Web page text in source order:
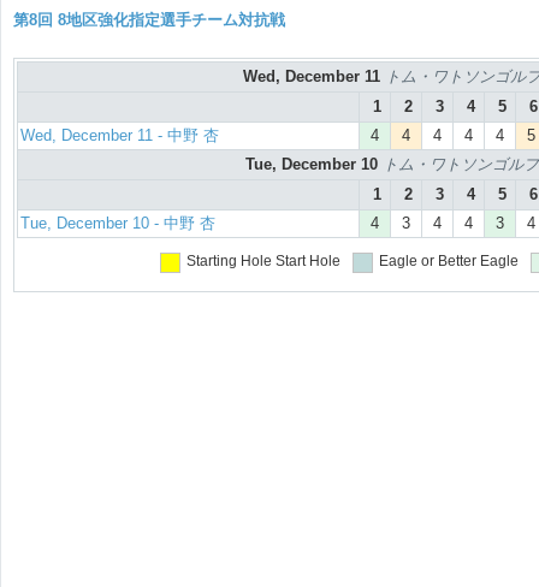
第8回 8地区強化指定選手チーム対抗戦
Wed, December 11 トム・ワトソンゴル
1
2 3 4 5
6
Wed, December 11 - 中野 杏
4 4 4 4 4
5
Tue, December 10 トム・ワトソンゴル
1
2 3 4 5
6
Tue, December 10 - 中野 杏
4 3 4 4 3 4
Starting Hole Start Hole Eagle or Better Eagle